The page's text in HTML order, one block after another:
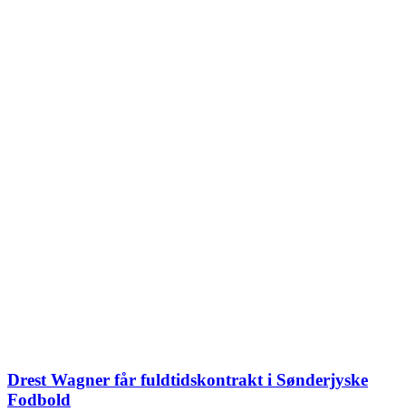
Drest Wagner får fuldtidskontrakt i Sønderjyske
Fodbold